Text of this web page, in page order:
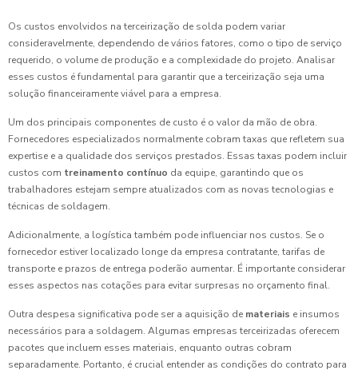
Os custos envolvidos na terceirização de solda podem variar
consideravelmente, dependendo de vários fatores, como o tipo de serviço
requerido, o volume de produção e a complexidade do projeto. Analisar
esses custos é fundamental para garantir que a terceirização seja uma
solução financeiramente viável para a empresa.
Um dos principais componentes de custo é o valor da mão de obra.
Fornecedores especializados normalmente cobram taxas que refletem sua
expertise e a qualidade dos serviços prestados. Essas taxas podem incluir
custos com treinamento contínuo da equipe, garantindo que os
trabalhadores estejam sempre atualizados com as novas tecnologias e
técnicas de soldagem.
Adicionalmente, a logística também pode influenciar nos custos. Se o
fornecedor estiver localizado longe da empresa contratante, tarifas de
transporte e prazos de entrega poderão aumentar. É importante considerar
esses aspectos nas cotações para evitar surpresas no orçamento final.
Outra despesa significativa pode ser a aquisição de materiais e insumos
necessários para a soldagem. Algumas empresas terceirizadas oferecem
pacotes que incluem esses materiais, enquanto outras cobram
separadamente. Portanto, é crucial entender as condições do contrato para